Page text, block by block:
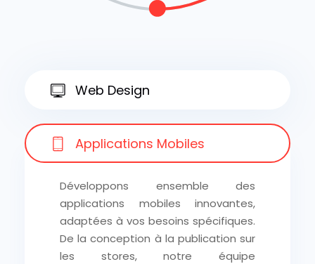
Web Design
Applications Mobiles
Développons ensemble des
applications mobiles innovantes,
adaptées à vos besoins spécifiques.
De la conception à la publication sur
les stores, notre équipe